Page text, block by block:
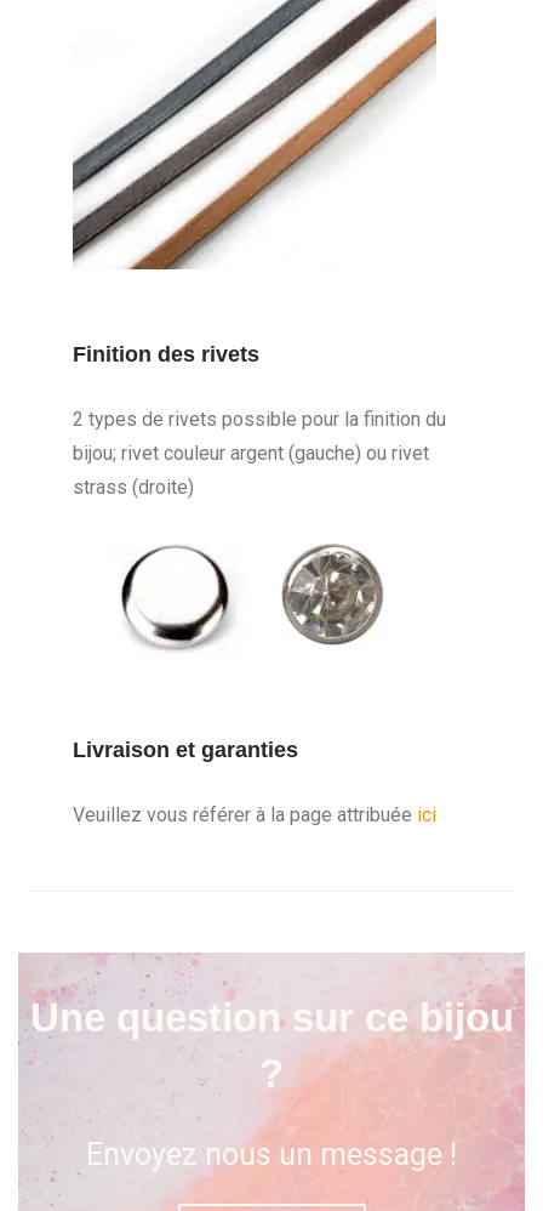
Finition des rivets
2 types de rivets possible pour la finition du
bijou; rivet couleur argent (gauche) ou rivet
strass (droite)
Livraison et garanties
Veuillez vous référer à la page attribuée ici
Une question sur ce bijou
?
Envoyez nous un message !